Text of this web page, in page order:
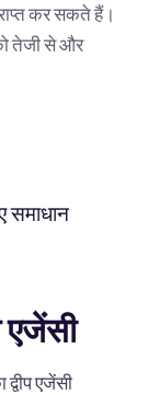
कर सकते हैं।
तेजी से और
समाधान
एजेंसी
एजेंसी